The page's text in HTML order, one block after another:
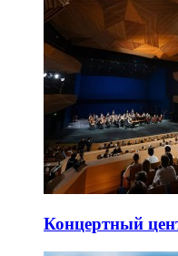
Концертный